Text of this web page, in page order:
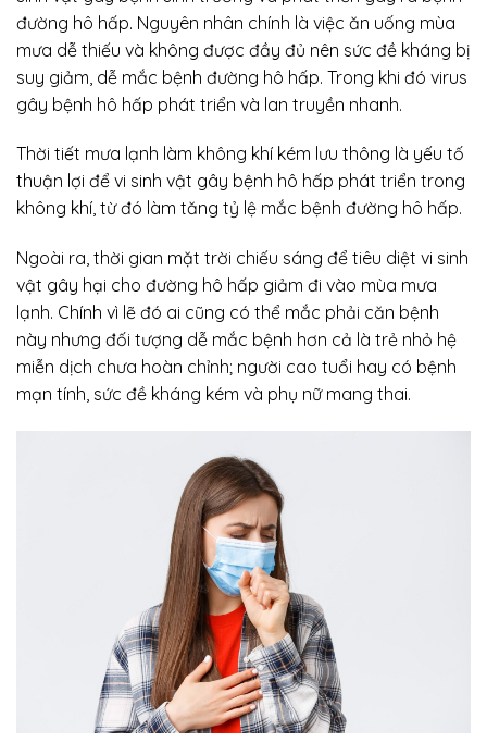
đường hô hấp. Nguyên nhân chính là việc ăn uống mùa
mưa dễ thiếu và không được đầy đủ nên sức đề kháng bị
suy giảm, dễ mắc bệnh đường hô hấp. Trong khi đó virus
gây bệnh hô hấp phát triển và lan truyền nhanh.
Thời tiết mưa lạnh làm không khí kém lưu thông là yếu tố
thuận lợi để vi sinh vật gây bệnh hô hấp phát triển trong
không khí, từ đó làm tăng tỷ lệ mắc bệnh đường hô hấp.
Ngoài ra, thời gian mặt trời chiếu sáng để tiêu diệt vi sinh
vật gây hại cho đường hô hấp giảm đi vào mùa mưa
lạnh. Chính vì lẽ đó ai cũng có thể mắc phải căn bệnh
này nhưng đối tượng dễ mắc bệnh hơn cả là trẻ nhỏ hệ
miễn dịch chưa hoàn chỉnh; người cao tuổi hay có bệnh
mạn tính, sức đề kháng kém và phụ nữ mang thai.